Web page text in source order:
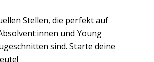
Stellen, die perfekt auf
und Young
sind. Starte deine